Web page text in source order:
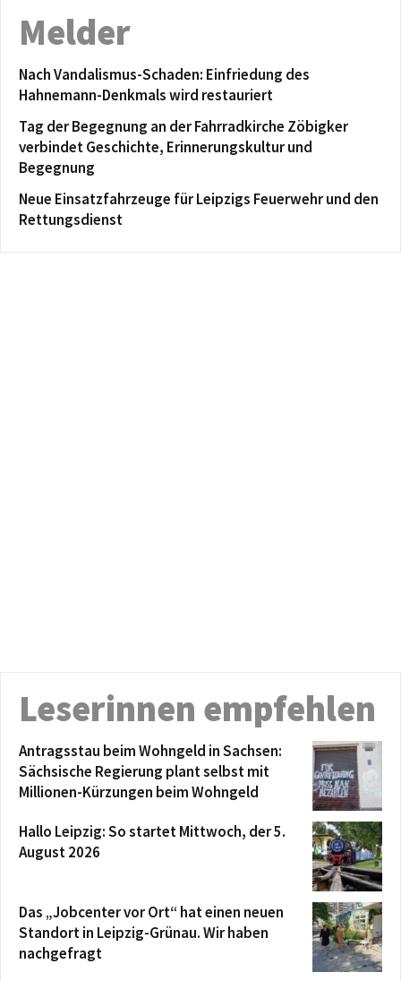
Melder
Nach Vandalismus-Schaden: Einfriedung des
Hahnemann-Denkmals wird restauriert
Tag der Begegnung an der Fahrradkirche Zöbigker
verbindet Geschichte, Erinnerungskultur und
Begegnung
Neue Einsatzfahrzeuge für Leipzigs Feuerwehr und den
Rettungsdienst
Leserinnen empfehlen
Antragsstau beim Wohngeld in Sachsen:
Sächsische Regierung plant selbst mit
Millionen-Kürzungen beim Wohngeld
Hallo Leipzig: So startet Mittwoch, der 5.
August 2026
Das „Jobcenter vor Ort“ hat einen neuen
Standort in Leipzig-Grünau. Wir haben
nachgefragt